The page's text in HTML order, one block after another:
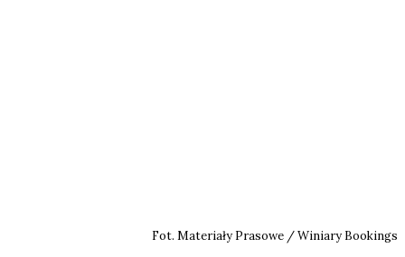
Fot. Materiały Prasowe / Winiary Bookings